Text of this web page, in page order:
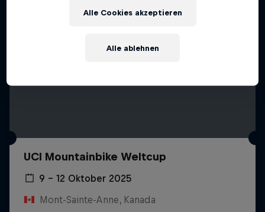
UCI Mountainbike Weltcup
9 – 12 Oktober 2025
Mont-Sainte-Anne, Kanada
Alle ablehnen
Alle Cookies akzeptieren